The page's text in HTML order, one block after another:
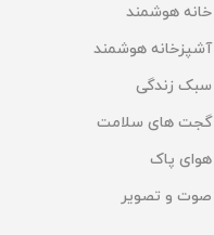
خانه هوشمند
آشپزخانه هوشمند
سبک زندگی
گجت های سلامت
هوای پاک
صوت و تصویر